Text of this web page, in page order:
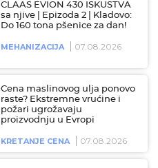
CLAAS EVION 430 ISKUSTVA
sa njive | Epizoda 2 | Kladovo:
Do 160 tona pšenice za dan!
MEHANIZACIJA 07.08.2026
Cena maslinovog ulja ponovo
raste? Ekstremne vrućine i
požari ugrožavaju
proizvodnju u Evropi
KRETANJE CENA 07.08.2026